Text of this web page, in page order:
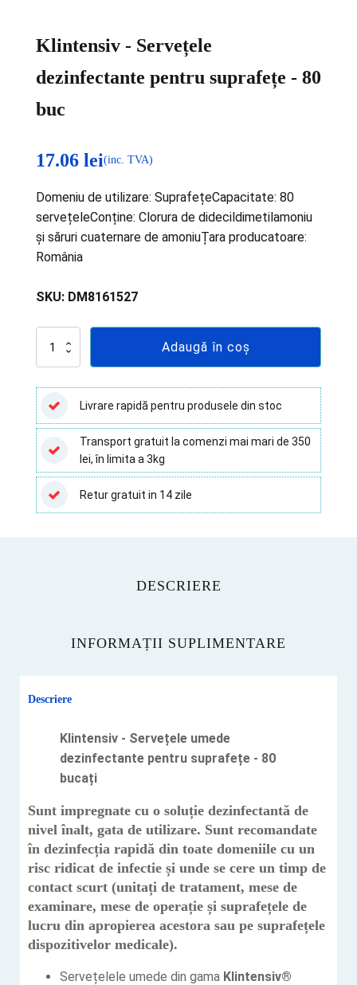
Klintensiv - Servețele
dezinfectante pentru suprafețe - 80
buc
17.06 lei(inc. TVA)
Domeniu de utilizare: SuprafețeCapacitate: 80
servețeleConține: Clorura de didecildimetilamoniu
și săruri cuaternare de amoniuȚara producatoare:
România
SKU: DM8161527
Cantitate
Klintensiv
Servețele
dezinfectante
pentru
suprafețe
-
80
buc
Adaugă în coș
Livrare rapidă pentru produsele din stoc
Transport gratuit la comenzi mai mari de 350
lei, în limita a 3kg
Retur gratuit in 14 zile
DESCRIERE
INFORMAȚII SUPLIMENTARE
Descriere
Klintensiv - Servețele umede
dezinfectante pentru suprafețe - 80
bucați
Sunt impregnate cu o soluție dezinfectantă de
nivel înalt, gata de utilizare. Sunt recomandate
în dezinfecția rapidă din toate domeniile cu un
risc ridicat de infectie și unde se cere un timp de
contact scurt (unitați de tratament, mese de
examinare, mese de operație și suprafețele de
lucru din apropierea acestora sau pe suprafețele
dispozitivelor medicale).
Servețelele umede din gama Klintensiv®